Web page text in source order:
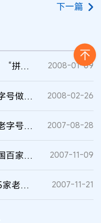
下一篇
北京6家老字号取“洋名” “拼音＋产品＋年代” 2008-01-09
脚踏实地建设企业 老字号做大市场再取“洋名”不迟 2008-02-26
变或不变？杭城近百家老字号该如何获得重生 2007-08-28
展示中国传统文化 全国百家老字号研讨奥运商机 2007-11-09
京锦芳小吃重新开张 5家老字号起源店明年恢复 2007-11-21